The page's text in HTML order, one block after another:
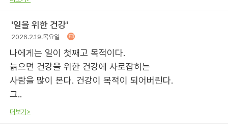
'일을 위한 건강'
2026.2.19.목요일
나에게는 일이 첫째고 목적이다.
늙으면 건강을 위한 건강에 사로잡히는
사람을 많이 본다. 건강이 목적이 되어버린다.
그..
더보기>